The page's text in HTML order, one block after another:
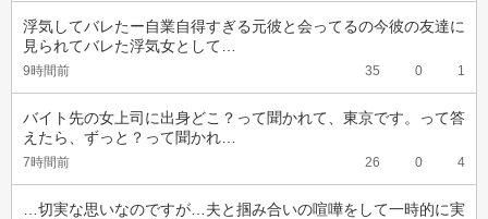
浮気してバレたー自業自得すぎる元彼と会ってるの今彼の友達に
見られてバレた浮気女として…
9時間前 35 0 1
バイト先の女上司に出身どこ？って聞かれて、東京です。って答
えたら、ずっと？って聞かれ…
7時間前 26 0 4
…切実な思いなのですが…夫と掴み合いの喧嘩をして一時的に実